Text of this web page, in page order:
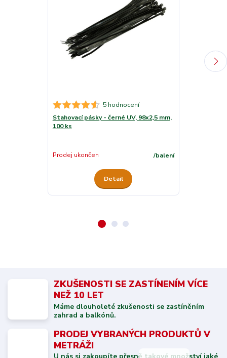
5 hodnocení
Stahovací pásky - černé UV, 98x2,5 mm,
100 ks
/balení
Prodej ukončen
Detail
ZKUŠENOSTI SE ZASTÍNENÍM VÍCE
NEŽ 10 LET
Máme dlouholeté zkušenosti se zastíněním
zahrad a balkónů.
PRODEJ VYBRANÝCH PRODUKTŮ V
METRÁŽI